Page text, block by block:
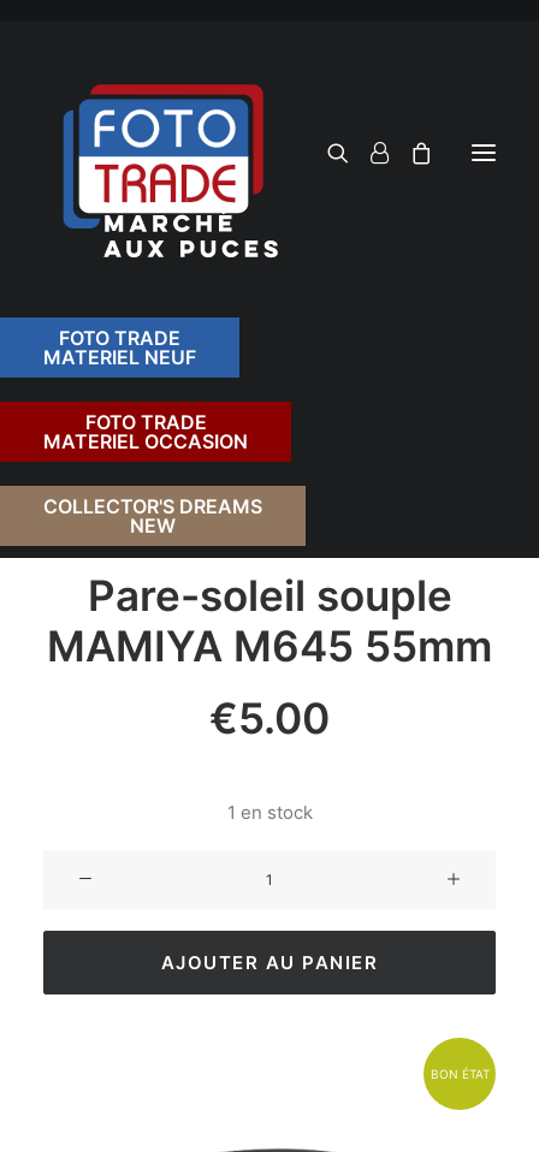
FOTO TRADE
MATERIEL NEUF
FOTO TRADE
MATERIEL OCCASION
COLLECTOR'S DREAMS
NEW
RETOUR
Pare-soleil souple
MAMIYA M645 55mm
€5.00
1 en stock
AJOUTER AU PANIER
BON ÉTAT